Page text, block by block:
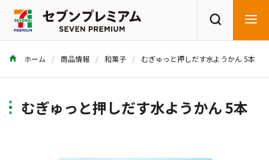
商品を探す レシピを探す
ホーム 商品情報 和菓子 むぎゅっと押しだす水ようかん 5本
むぎゅっと押しだす水ようかん 5本